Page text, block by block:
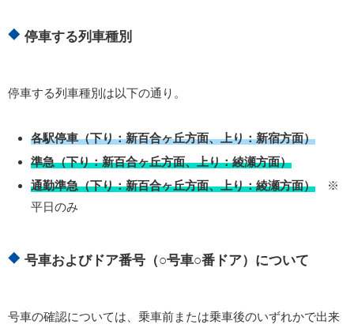
停車する列車種別
停車する列車種別は以下の通り。
各駅停車（下り：新百合ヶ丘方面、上り：新宿方面）
準急（下り：新百合ヶ丘方面、上り：綾瀬方面）
通勤準急（下り：新百合ヶ丘方面、上り：綾瀬方面） ※
平日のみ
号車およびドア番号（○号車○番ドア）について
号車の確認については、乗車前または乗車後のいずれかで出来